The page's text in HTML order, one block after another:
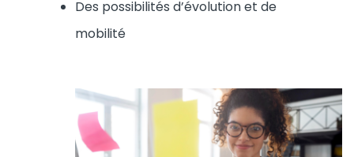
Des possibilités d’évolution et de
mobilité